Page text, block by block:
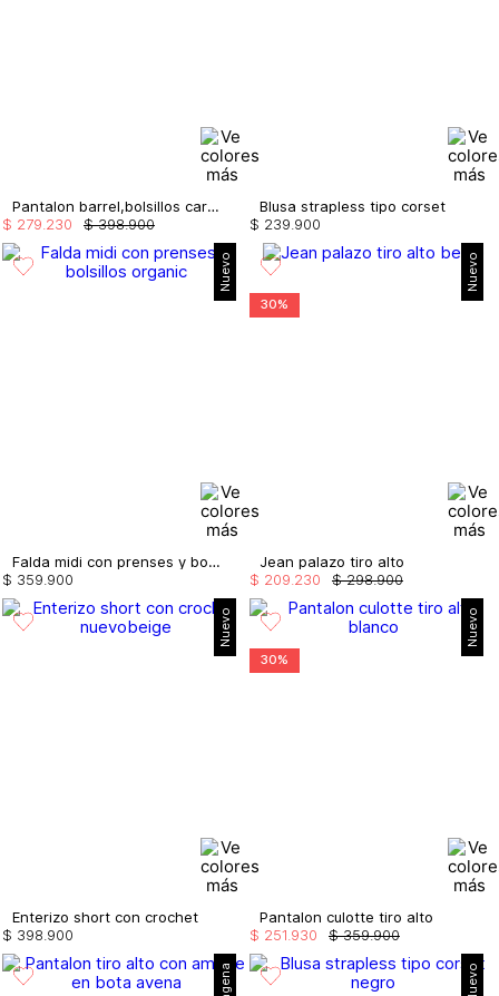
Pantalon barrel,bolsillos cargo
$ 398.900
$ 279 230
Blusa strapless tipo corset
$ 239 900
Nuevo
Falda midi con prenses y bolsillos
$ 359 900
Nuevo
30%
Jean palazo tiro alto
$ 298.900
$ 209 230
Nuevo
Enterizo short con crochet
$ 398 900
Nuevo
30%
Pantalon culotte tiro alto
$ 359.900
$ 251 930
Nuevo